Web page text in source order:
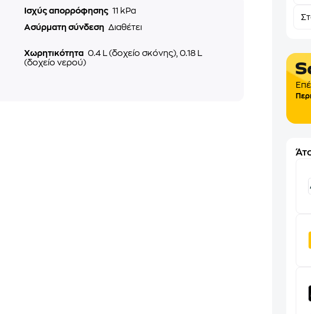
Ισχύς απορρόφησης 11 kPa
Ασύρματη σύνδεση Διαθέτει
Χωρητικότητα 0.4 L (δοχείο σκόνης), 0.18 L
(δοχείο νερού)